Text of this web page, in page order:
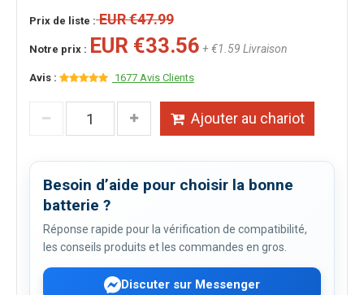
Prix de liste :EUR €47.99
Notre prix : EUR €33.56 + €1.59 Livraison
Avis : 1677 Avis Clients
Ajouter au chariot
Besoin d’aide pour choisir la bonne
batterie ?
Réponse rapide pour la vérification de compatibilité,
les conseils produits et les commandes en gros.
Discuter sur Messenger